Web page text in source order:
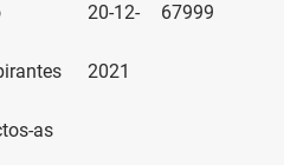
as
20-12-
2021
67999